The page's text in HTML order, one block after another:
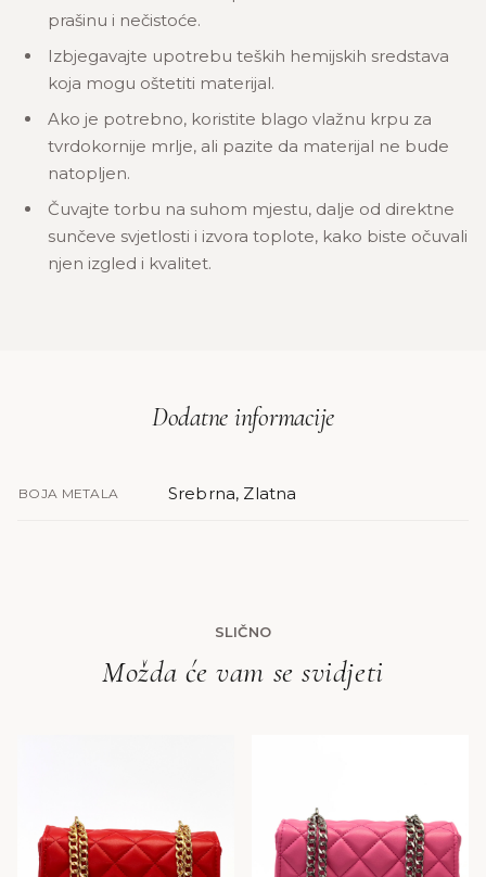
prašinu i nečistoće.
Izbjegavajte upotrebu teških hemijskih sredstava
koja mogu oštetiti materijal.
Ako je potrebno, koristite blago vlažnu krpu za
tvrdokornije mrlje, ali pazite da materijal ne bude
natopljen.
Čuvajte torbu na suhom mjestu, dalje od direktne
sunčeve svjetlosti i izvora toplote, kako biste očuvali
njen izgled i kvalitet.
Dodatne informacije
BOJA METALA Srebrna, Zlatna
SLIČNO
Možda će vam se svidjeti